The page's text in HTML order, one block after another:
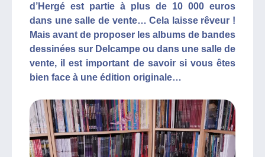
d’Hergé est partie à plus de 10 000 euros
dans une salle de vente… Cela laisse rêveur !
Mais avant de proposer les albums de bandes
dessinées sur Delcampe ou dans une salle de
vente, il est important de savoir si vous êtes
bien face à une édition originale…